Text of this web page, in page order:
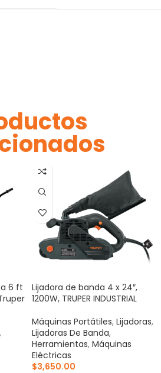
6 ft
,
Lijadora de banda 4 x 24″,
1200W, TRUPER INDUSTRIAL
Máquinas Portátiles, Lijadoras,
Lijadoras De Banda,
Herramientas, Máquinas
Eléctricas
$3,650.00